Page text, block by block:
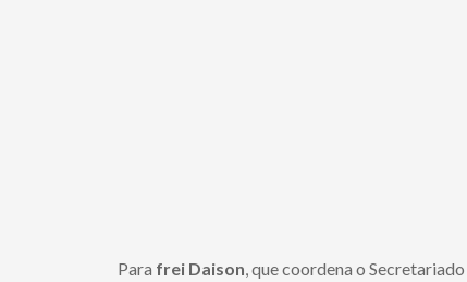
Para frei Daison, que coordena o